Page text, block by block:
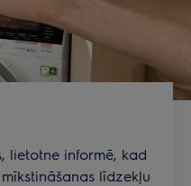
lietotne informē, kad
līdzekļu